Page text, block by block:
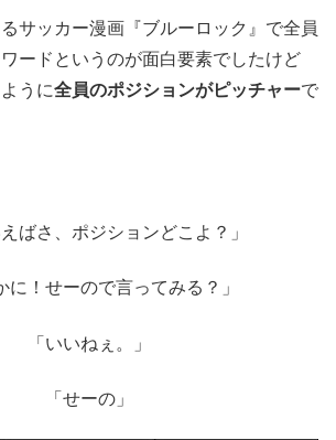
サッカー漫画『ブルーロック』で全員
ードというのが面白要素でしたけど
うに全員のポジションがピッチャーで
えばさ、ポジションどこよ？」
に！せーので言ってみる？」
「いいねぇ。」
「せーの」